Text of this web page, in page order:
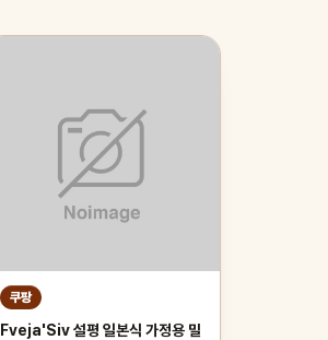
쿠팡
Fveja'Siv 설평 일본식 가정용 밀